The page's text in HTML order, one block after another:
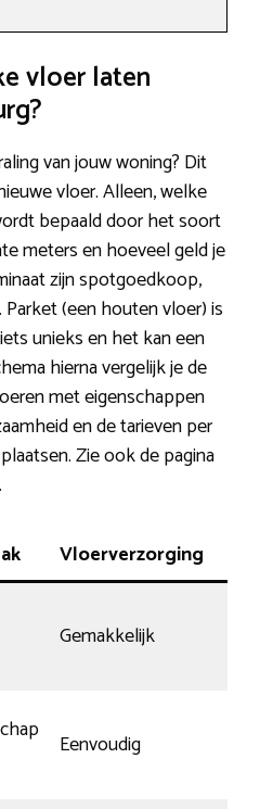
vloer laten
van jouw woning? Dit
vloer. Alleen, welke
bepaald door het soort
meters en hoeveel geld je
zijn spotgoedkoop,
Parket (een houten vloer) is
unieks en het kan een
hierna vergelijk je de
met eigenschappen
en de tarieven per
Zie ook de pagina
.
Vloerverzorging
Gemakkelijk
Eenvoudig